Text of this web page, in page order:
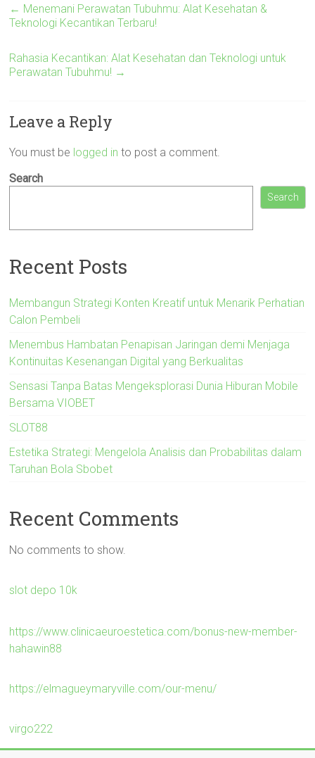
← Menemani Perawatan Tubuhmu: Alat Kesehatan &
Teknologi Kecantikan Terbaru!
Rahasia Kecantikan: Alat Kesehatan dan Teknologi untuk
Perawatan Tubuhmu! →
Leave a Reply
You must be logged in to post a comment.
Search
Search
Recent Posts
Membangun Strategi Konten Kreatif untuk Menarik Perhatian
Calon Pembeli
Menembus Hambatan Penapisan Jaringan demi Menjaga
Kontinuitas Kesenangan Digital yang Berkualitas
Sensasi Tanpa Batas Mengeksplorasi Dunia Hiburan Mobile
Bersama VIOBET
SLOT88
Estetika Strategi: Mengelola Analisis dan Probabilitas dalam
Taruhan Bola Sbobet
Recent Comments
No comments to show.
slot depo 10k
https://www.clinicaeuroestetica.com/bonus-new-member-
hahawin88
https://elmagueymaryville.com/our-menu/
virgo222